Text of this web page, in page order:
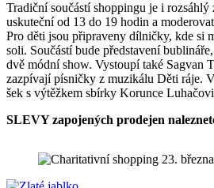
Tradiční součástí shoppingu je i rozsáhlý
uskuteční od 13 do 19 hodin a
Pro děti jsou připraveny dílničky, kde si
soli. Součástí bude představení
dvě módní show. Vystoupí také Sagvan
zazpívají písničky z muzikálu Děti ráje.
šek s výtěžkem sbírky Korunce
SLEVY zapojených prodejen